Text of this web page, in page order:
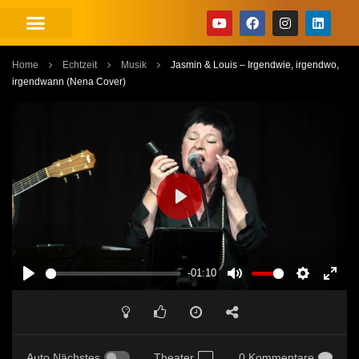
Home Echtzeit Musik
Jasmin & Louis – Irgendwie, irgendwo,
irgendwann (Nena Cover)
PLAY
-01:10
MUTE SETTINGS
PLAY